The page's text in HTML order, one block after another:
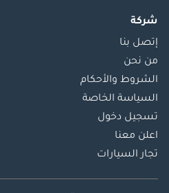
شركة
إتصل بنا
من نحن
الشروط والأحكام
السياسة الخاصة
تسجيل دخول
اعلن معنا
تجار السيارات